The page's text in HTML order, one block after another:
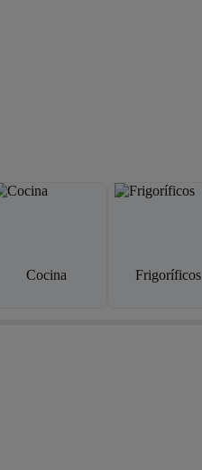
Cocina Frigoríficos